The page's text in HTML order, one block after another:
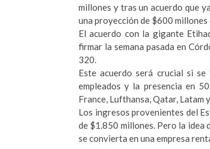
millones y tras un acuerdo que
una proyección de $600
El acuerdo con la gigante
firmar la semana pasada en
320.
Este acuerdo será crucial si
empleados y la presencia en
France, Lufthansa, Qatar,
Los ingresos provenientes del
de $1.850 millones. Pero la idea
se convierta en una empresa